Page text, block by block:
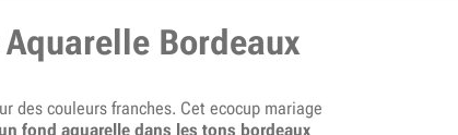
Bordeaux
des couleurs franches. Cet ecocup mariage
un fond aquarelle dans les tons bordeaux